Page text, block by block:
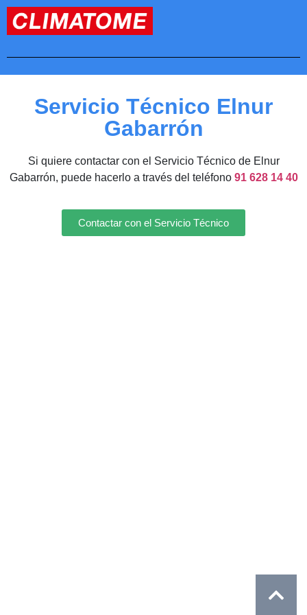
Servicio Técnico Elnur
Gabarrón
Si quiere contactar con el Servicio Técnico de Elnur
Gabarrón, puede hacerlo a través del teléfono 91 628 14 40
Contactar con el Servicio Técnico